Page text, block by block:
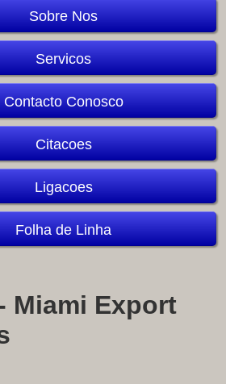
Sobre Nos
Servicos
Contacto Conosco
Citacoes
Ligacoes
Folha de Linha
Miami Export